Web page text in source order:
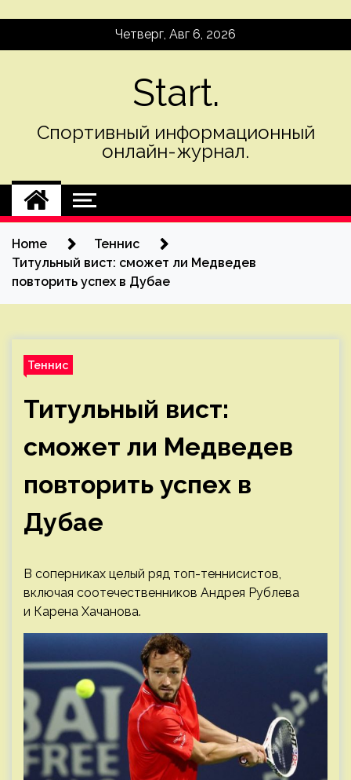
Четверг, Авг 6, 2026
Start.
Спортивный информационный
онлайн-журнал.
Home
Теннис
Титульный вист: сможет ли Медведев
повторить успех в Дубае
Теннис
Титульный вист:
сможет ли Медведев
повторить успех в
Дубае
В соперниках целый ряд топ-теннисистов,
включая соотечественников Андрея Рублева
и Карена Хачанова.